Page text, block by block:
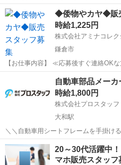
ッフ◆ 【仕事内容】 商品陳列・レジ・接客・売場作成・荷受け・電話
対応・サービスカウンター対応・梱包
だきます！ ※一定期間経過後、...
神奈川 相模原市 相模大野駅
◆倭物やカヤ◆販
時給1,225円
株式会社アミナコレク
鎌倉市
【お仕事内容】 ≪応募後すぐ連絡OK
お電話・メールでご連絡します≫ ・面
ています！ ・ご不明点はお気軽にご連絡ください
を揺さぶる」をテーマにし...
鎌倉市 アパレル
自動車部品メーカ
時給1,800円
株式会社プロスタッ
大和駅
＼＼自動車用シートフレームを手掛ける
したばかりのキレイな環境で心機一転
かりサポートがあります 車・バイク・自転
引があった自動車部品関連企...
神奈川 大和市 大和駅 営業
20～30代活躍中
マホ販売スタッ